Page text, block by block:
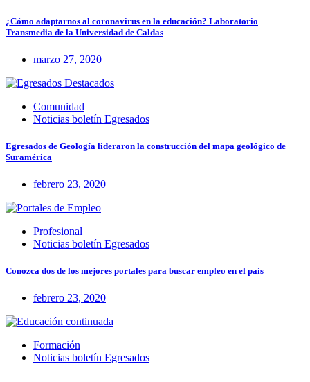
¿Cómo adaptarnos al coronavirus en la educación? Laboratorio
Transmedia de la Universidad de Caldas
marzo 27, 2020
Comunidad
Noticias boletín Egresados
Egresados de Geología lideraron la construcción del mapa geológico de
Suramérica
febrero 23, 2020
Profesional
Noticias boletín Egresados
Conozca dos de los mejores portales para buscar empleo en el país
febrero 23, 2020
Formación
Noticias boletín Egresados